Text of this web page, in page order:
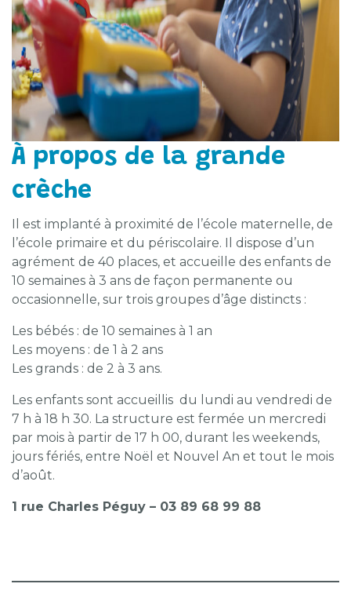
À propos de la grande
crèche
Il est implanté à proximité de l’école maternelle, de
l’école primaire et du périscolaire. Il dispose d’un
agrément de 40 places, et accueille des enfants de
10 semaines à 3 ans de façon permanente ou
occasionnelle, sur trois groupes d’âge distincts :
Les bébés : de 10 semaines à 1 an
Les moyens : de 1 à 2 ans
Les grands : de 2 à 3 ans.
Les enfants sont accueillis du lundi au vendredi de
7 h à 18 h 30. La structure est fermée un mercredi
par mois à partir de 17 h 00, durant les weekends,
jours fériés, entre Noël et Nouvel An et tout le mois
d’août.
1 rue Charles Péguy – 03 89 68 99 88